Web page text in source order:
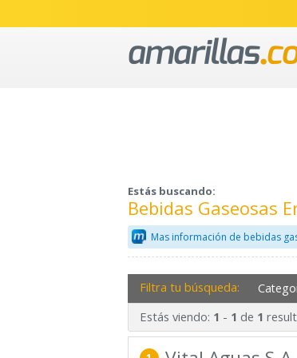
Estás buscando:
Bebidas Gaseosas
Mas información de bebidas
Filtra tu búsqueda:
Estás viendo: 1 - 1 de 1